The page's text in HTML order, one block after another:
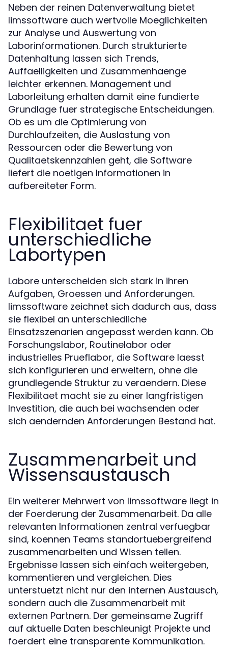
Neben der reinen Datenverwaltung bietet
limssoftware auch wertvolle Moeglichkeiten
zur Analyse und Auswertung von
Laborinformationen. Durch strukturierte
Datenhaltung lassen sich Trends,
Auffaelligkeiten und Zusammenhaenge
leichter erkennen. Management und
Laborleitung erhalten damit eine fundierte
Grundlage fuer strategische Entscheidungen.
Ob es um die Optimierung von
Durchlaufzeiten, die Auslastung von
Ressourcen oder die Bewertung von
Qualitaetskennzahlen geht, die Software
liefert die noetigen Informationen in
aufbereiteter Form.
Flexibilitaet fuer
unterschiedliche
Labortypen
Labore unterscheiden sich stark in ihren
Aufgaben, Groessen und Anforderungen.
limssoftware zeichnet sich dadurch aus, dass
sie flexibel an unterschiedliche
Einsatzszenarien angepasst werden kann. Ob
Forschungslabor, Routinelabor oder
industrielles Prueflabor, die Software laesst
sich konfigurieren und erweitern, ohne die
grundlegende Struktur zu veraendern. Diese
Flexibilitaet macht sie zu einer langfristigen
Investition, die auch bei wachsenden oder
sich aendernden Anforderungen Bestand hat.
Zusammenarbeit und
Wissensaustausch
Ein weiterer Mehrwert von limssoftware liegt in
der Foerderung der Zusammenarbeit. Da alle
relevanten Informationen zentral verfuegbar
sind, koennen Teams standortuebergreifend
zusammenarbeiten und Wissen teilen.
Ergebnisse lassen sich einfach weitergeben,
kommentieren und vergleichen. Dies
unterstuetzt nicht nur den internen Austausch,
sondern auch die Zusammenarbeit mit
externen Partnern. Der gemeinsame Zugriff
auf aktuelle Daten beschleunigt Projekte und
foerdert eine transparente Kommunikation.